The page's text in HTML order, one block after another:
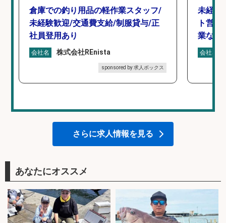
倉庫での釣り用品の軽作業スタッフ/
未経験歓迎/交通費支給/制服貸与/正
社員登用あり
会社名 株式会社REnista
sponsored by 求人ボックス
未経験
ト営
業なし
会社名
さらに求人情報を見る
あなたにオススメ